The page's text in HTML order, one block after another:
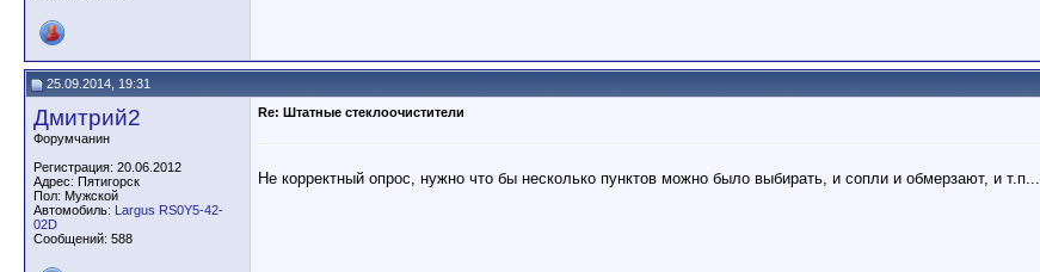
25.09.2014, 19:31
Дмитрий2
Форумчанин
Регистрация: 20.06.2012
Адрес: Пятигорск
Пол: Мужской
Автомобиль: Largus RS0Y5-42-
02D
Сообщений: 588
Re: Штатные стеклоочистители
Не корректный опрос, нужно что бы несколько пунктов можно было выбирать, и сопли и обмерзают, и т.п...